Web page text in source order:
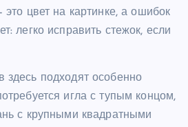
это цвет на картинке, а ошибок
легко исправить стежок, если
здесь подходят особенно
игла с тупым концом,
с крупными квадратными